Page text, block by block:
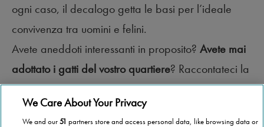
ogni caso, il decalogo getta le basi per l’ideale
convivenza tra uomini e felini.
Avete aneddoti interessanti in proposito? Avete mai
adottato i gatti del vostro quartiere? Raccontateci la
vostra esperienza e… qua la zampa!
We Care About Your Privacy
We and our51 partners store and access personal data, like browsing data or